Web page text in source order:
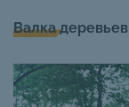
Валка деревьев